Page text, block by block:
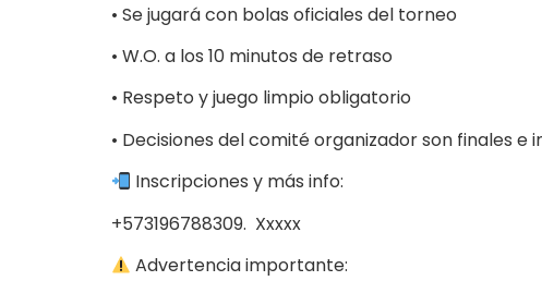
• Se jugará con bolas oficiales del torneo
• W.O. a los 10 minutos de retraso
• Respeto y juego limpio obligatorio
• Decisiones del comité organizador son finales e
Inscripciones y más info:
+573196788309. Xxxxx
Advertencia importante: